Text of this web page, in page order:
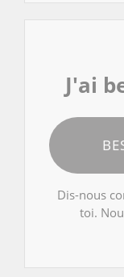
J'ai
Dis-nous
toi.